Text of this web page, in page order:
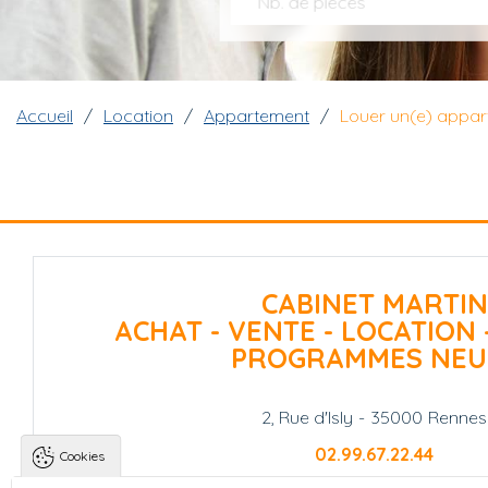
Fil d'Ariane
Accueil Location Appartement Louer un(e)
CABINET MARTIN
ACHAT - VENTE - LOCATION
PROGRAMMES
2, Rue d'Isly - 35000 Rennes
02.99.67.22.44
Cookies